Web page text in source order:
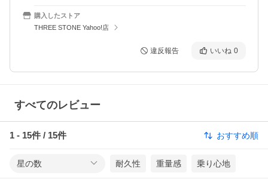
購入したストア
THREE STONE Yahoo!店
違反報告 いいね 0
すべてのレビュー
1 - 15件 / 15件 おすすめ順
星の数 耐久性 重量感 乗り心地